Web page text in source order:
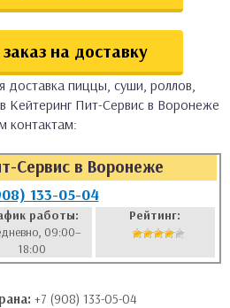
на доставку
доставка пиццы, суши, роллов,
Кейтеринг Пит-Сервис в Воронеже
контактам:
Сервис в Воронеже
133-05-04
работы:
09:00–
18:00
Рейтинг:
+7 (908) 133-05-04